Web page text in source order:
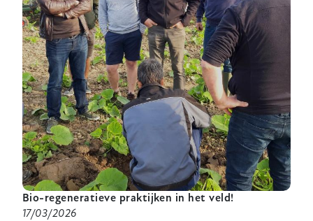
opnieuw
marktevenwicht
en
kijkt
vol
vertrouwen
vooruit
Bio-regeneratieve praktijken in het veld!
17/03/2026